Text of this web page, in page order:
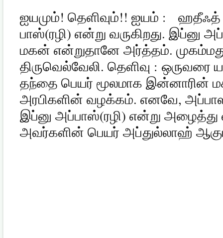
ஐயமும்! தெளிவும்!! ஐயம் : ஹதீஃத்
பாஸ்(ரழி) என்று வருகிறது.
மகன் என்றுதானே அர்த்தம்.
திருவெல்வேலி. தெளிவு :
தந்தை பெயர் மூலமாக இன்னாரின்
அரபிகளின் வழக்கம். எனவே,
இப்னு அப்பாஸ்(ரழி) என்று
அவர்களின் பெயர் அப்துல்லாஹ்